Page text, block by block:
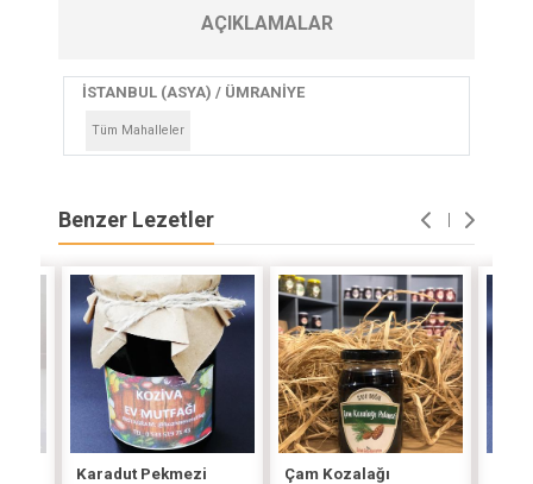
AÇIKLAMALAR
İSTANBUL (ASYA) / ÜMRANİYE
Tüm Mahalleler
Benzer Lezetler
Karadut Pekmezi Çam Kozalağı